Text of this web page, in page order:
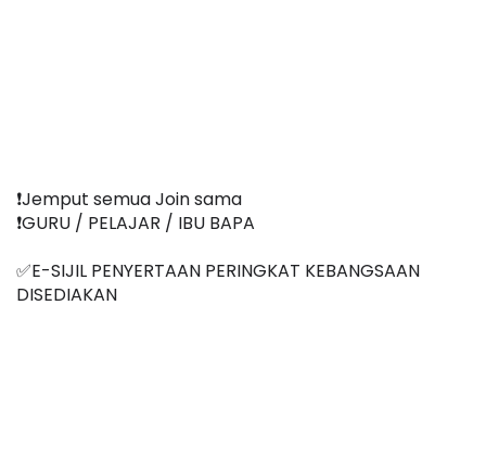
❗️Jemput semua Join sama
❗️GURU / PELAJAR / IBU BAPA
✅E-SIJIL PENYERTAAN PERINGKAT KEBANGSAAN
DISEDIAKAN